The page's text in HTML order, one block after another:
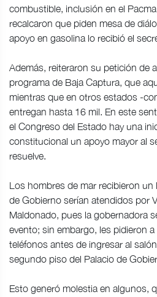
combustible, inclusión en el
recalcaron que piden mesa de
apoyo en gasolina lo recibió el
Además, reiteraron su petición de
programa de Baja Captura, que
mientras que en otros estados -
entregan hasta 16 mil. En este
el Congreso del Estado hay una
constitucional un apoyo mayor al
resuelve.
Los hombres de mar recibieron un
de Gobierno serían atendidos por
Maldonado, pues la gobernadora
evento; sin embargo, les pidieron
teléfonos antes de ingresar al
segundo piso del Palacio de
Esto generó molestia en algunos,